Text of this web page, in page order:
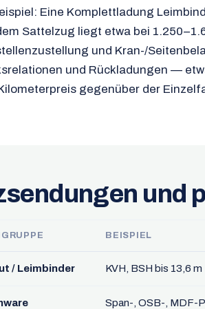
Eine Komplettladung
Sattelzug liegt etwa bei
und Kran-/
und Rückladungen —
gegenüber der
und
BEISPIEL
/ Leimbinder KVH, BSH bis 13,6 m
Span-, OSB-, MDF-